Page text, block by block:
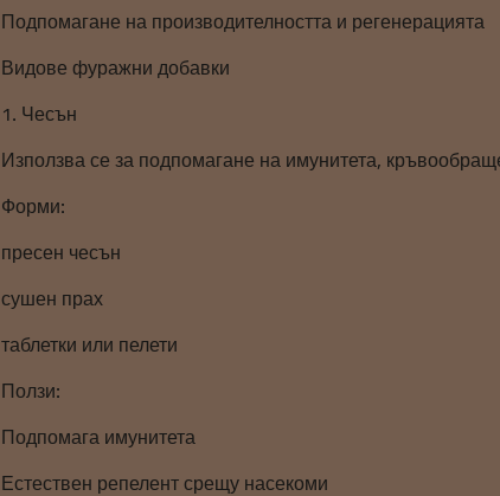
Подпомагане на производителността и регенерацията
Видове фуражни добавки
1. Чесън
Използва се за подпомагане на имунитета,
Форми:
пресен чесън
сушен прах
таблетки или пелети
Ползи:
Подпомага имунитета
Естествен репелент срещу насекоми